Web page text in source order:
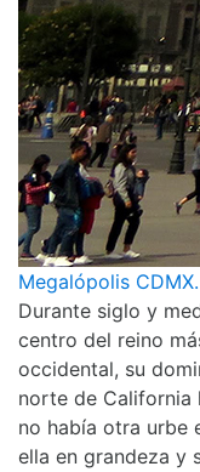
Megalópolis
Durante siglo y
centro del reino
occidental, su
norte de California
no había otra urbe
ella en grandeza y